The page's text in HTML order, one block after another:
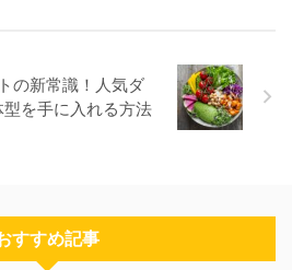
の新常識！人気ダ
を手に入れる方法
すすめ記事